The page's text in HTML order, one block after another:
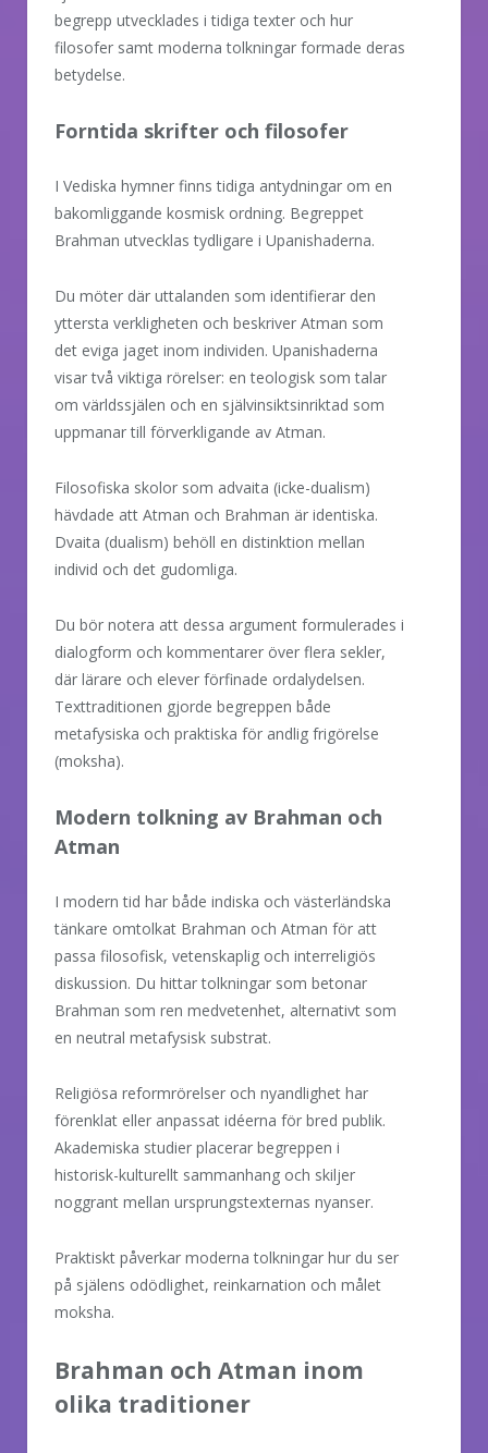
begrepp utvecklades i tidiga texter och hur
filosofer samt moderna tolkningar formade deras
betydelse.
Forntida skrifter och filosofer
I Vediska hymner finns tidiga antydningar om en
bakomliggande kosmisk ordning. Begreppet
Brahman utvecklas tydligare i Upanishaderna.
Du möter där uttalanden som identifierar den
yttersta verkligheten och beskriver Atman som
det eviga jaget inom individen. Upanishaderna
visar två viktiga rörelser: en teologisk som talar
om världssjälen och en självinsiktsinriktad som
uppmanar till förverkligande av Atman.
Filosofiska skolor som advaita (icke-dualism)
hävdade att Atman och Brahman är identiska.
Dvaita (dualism) behöll en distinktion mellan
individ och det gudomliga.
Du bör notera att dessa argument formulerades i
dialogform och kommentarer över flera sekler,
där lärare och elever förfinade ordalydelsen.
Texttraditionen gjorde begreppen både
metafysiska och praktiska för andlig frigörelse
(moksha).
Modern tolkning av Brahman och
Atman
I modern tid har både indiska och västerländska
tänkare omtolkat Brahman och Atman för att
passa filosofisk, vetenskaplig och interreligiös
diskussion. Du hittar tolkningar som betonar
Brahman som ren medvetenhet, alternativt som
en neutral metafysisk substrat.
Religiösa reformrörelser och nyandlighet har
förenklat eller anpassat idéerna för bred publik.
Akademiska studier placerar begreppen i
historisk-kulturellt sammanhang och skiljer
noggrant mellan ursprungstexternas nyanser.
Praktiskt påverkar moderna tolkningar hur du ser
på själens odödlighet, reinkarnation och målet
moksha.
Brahman och Atman inom
olika traditioner